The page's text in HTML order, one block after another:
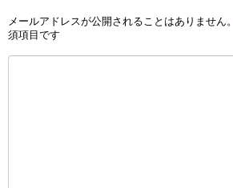
メールアドレスが公開されることはありません。
須項目です